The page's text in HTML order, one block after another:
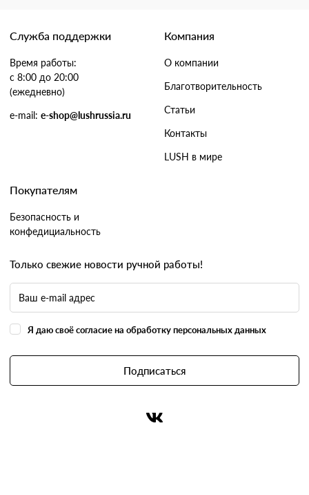
Служба поддержки
Время работы:
с 8:00 до 20:00
(ежедневно)
e-mail: e-shop@lushrussia.ru
Компания
О компании
Благотворительность
Статьи
Контакты
LUSH в мире
Покупателям
Безопасность и
конфедициальность
Только свежие новости ручной работы!
Я даю своё согласие на обработку персональных данных
Подписаться